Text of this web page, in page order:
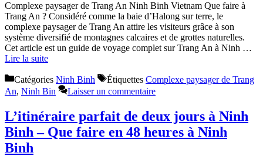
Complexe paysager de Trang An Ninh Binh Vietnam Que faire à
Trang An ? Considéré comme la baie d’Halong sur terre, le
complexe paysager de Trang An attire les visiteurs grâce à son
système diversifié de montagnes calcaires et de grottes naturelles.
Cet article est un guide de voyage complet sur Trang An à Ninh …
Lire la suite
Catégories Ninh Binh Étiquettes Complexe paysager de Trang
An, Ninh Bin Laisser un commentaire
L’itinéraire parfait de deux jours à Ninh
Binh – Que faire en 48 heures à Ninh
Binh